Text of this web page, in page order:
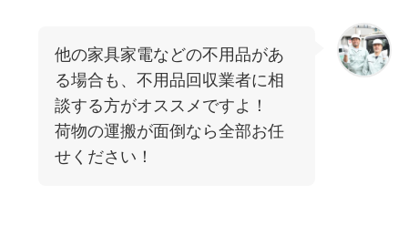
他の家具家電などの不用品があ
る場合も、不用品回収業者に相
談する方がオススメですよ！
荷物の運搬が面倒なら全部お任
せください！